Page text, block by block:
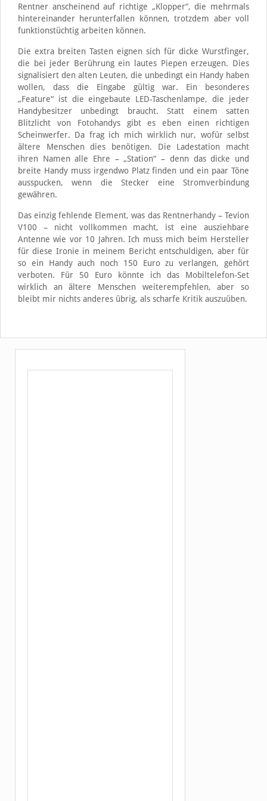
Rentner anscheinend auf richtige „Klopper“, die mehrmals
hintereinander herunterfallen können, trotzdem aber voll
funktionstüchtig arbeiten können.
Die extra breiten Tasten eignen sich für dicke Wurstfinger,
die bei jeder Berührung ein lautes Piepen erzeugen. Dies
signalisiert den alten Leuten, die unbedingt ein Handy haben
wollen, dass die Eingabe gültig war. Ein besonderes
„Feature“ ist die eingebaute LED-Taschenlampe, die jeder
Handybesitzer unbedingt braucht. Statt einem satten
Blitzlicht von Fotohandys gibt es eben einen richtigen
Scheinwerfer. Da frag ich mich wirklich nur, wofür selbst
ältere Menschen dies benötigen. Die Ladestation macht
ihren Namen alle Ehre – „Station“ – denn das dicke und
breite Handy muss irgendwo Platz finden und ein paar Töne
ausspucken, wenn die Stecker eine Stromverbindung
gewähren.
Das einzig fehlende Element, was das Rentnerhandy – Tevion
V100 – nicht vollkommen macht, ist eine ausziehbare
Antenne wie vor 10 Jahren. Ich muss mich beim Hersteller
für diese Ironie in meinem Bericht entschuldigen, aber für
so ein Handy auch noch 150 Euro zu verlangen, gehört
verboten. Für 50 Euro könnte ich das Mobiltelefon-Set
wirklich an ältere Menschen weiterempfehlen, aber so
bleibt mir nichts anderes übrig, als scharfe Kritik auszuüben.